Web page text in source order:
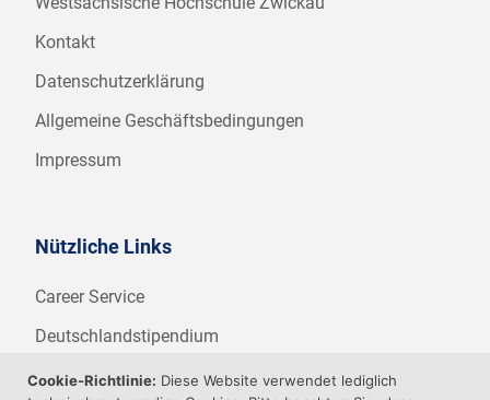
Kontakt
Datenschutzerklärung
Allgemeine Geschäftsbedingungen
Impressum
Nützliche Links
Career Service
Deutschlandstipendium
WHZ Firmenstipendium
Cookie-Richtlinie: Diese Website verwendet lediglich